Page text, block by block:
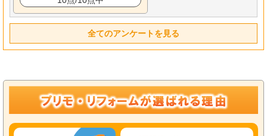
全てのアンケートを見る